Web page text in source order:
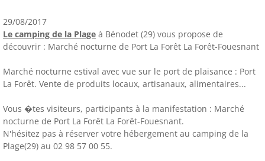
29/08/2017
Le camping de la Plage à Bénodet (29) vous propose de
découvrir : Marché nocturne de Port La Forêt La Forêt-Fouesnant
Marché nocturne estival avec vue sur le port de plaisance : Port
La Forêt. Vente de produits locaux, artisanaux, alimentaires...
Vous �tes visiteurs, participants à la manifestation : Marché
nocturne de Port La Forêt La Forêt-Fouesnant.
N'hésitez pas à réserver votre hébergement au camping de la
Plage(29) au 02 98 57 00 55.